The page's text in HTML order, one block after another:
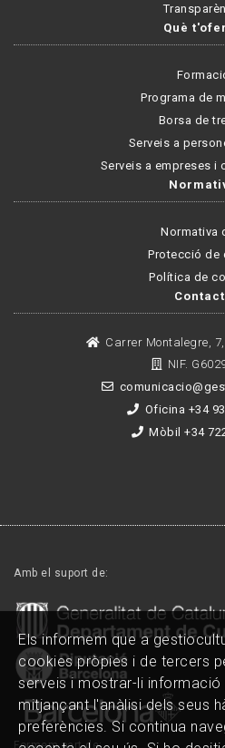
Què
Programa de
Borsa de
Serveis a
Serveis a empreses i
Normativa
Protecció de
Política de
Carrer Montalegre,
NIF.
Oficina +34
Mòbil +34
Amb el suport de:
Formem part de:
Els informem que a
cookies pròpies i de tercers
serveis i mostrar-li
mitjançant l'anàlisi dels seus
preferències. Si continua